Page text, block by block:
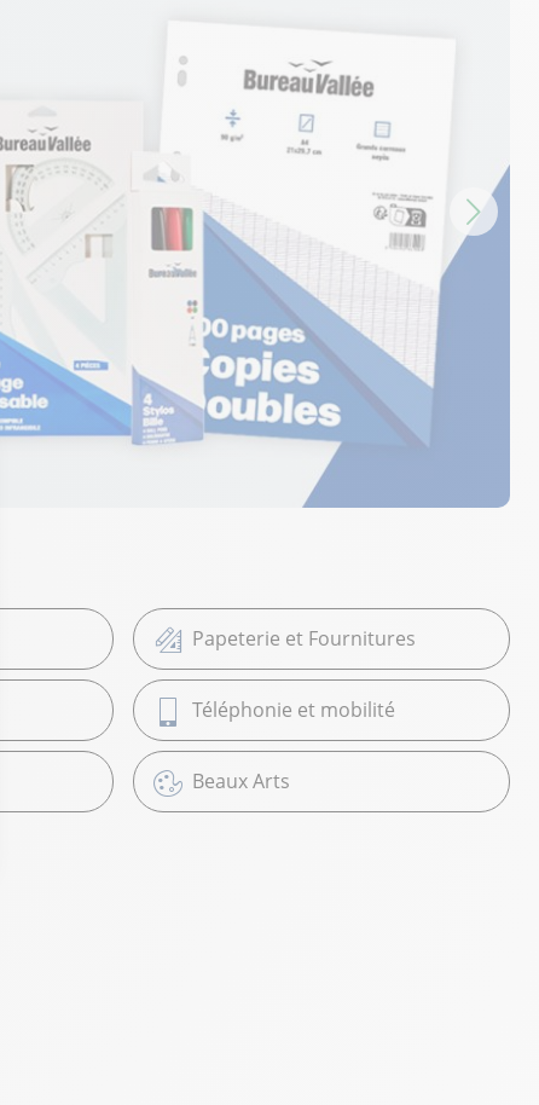
Papeterie et Fournitures
Téléphonie et mobilité
Beaux Arts